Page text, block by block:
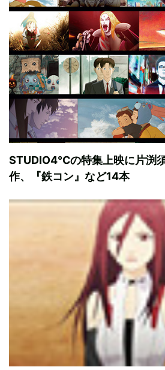
STUDIO4℃の特集上映に片渕
作、『鉄コン』など14本